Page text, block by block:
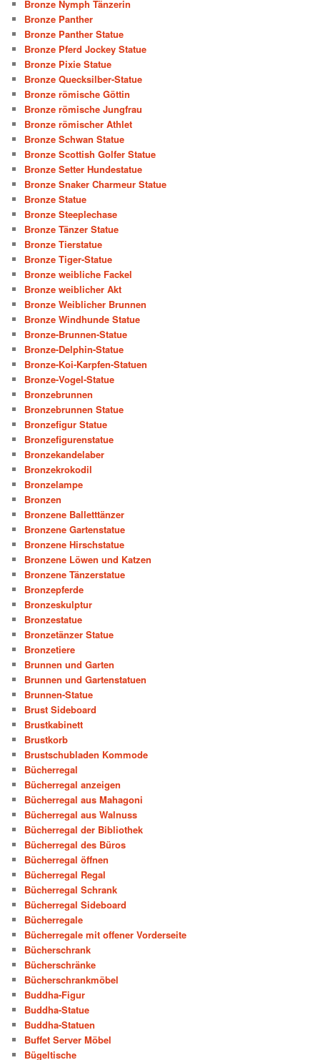
Bronze Nymph Tänzerin
Bronze Panther
Bronze Panther Statue
Bronze Pferd Jockey Statue
Bronze Pixie Statue
Bronze Quecksilber-Statue
Bronze römische Göttin
Bronze römische Jungfrau
Bronze römischer Athlet
Bronze Schwan Statue
Bronze Scottish Golfer Statue
Bronze Setter Hundestatue
Bronze Snaker Charmeur Statue
Bronze Statue
Bronze Steeplechase
Bronze Tänzer Statue
Bronze Tierstatue
Bronze Tiger-Statue
Bronze weibliche Fackel
Bronze weiblicher Akt
Bronze Weiblicher Brunnen
Bronze Windhunde Statue
Bronze-Brunnen-Statue
Bronze-Delphin-Statue
Bronze-Koi-Karpfen-Statuen
Bronze-Vogel-Statue
Bronzebrunnen
Bronzebrunnen Statue
Bronzefigur Statue
Bronzefigurenstatue
Bronzekandelaber
Bronzekrokodil
Bronzelampe
Bronzen
Bronzene Balletttänzer
Bronzene Gartenstatue
Bronzene Hirschstatue
Bronzene Löwen und Katzen
Bronzene Tänzerstatue
Bronzepferde
Bronzeskulptur
Bronzestatue
Bronzetänzer Statue
Bronzetiere
Brunnen und Garten
Brunnen und Gartenstatuen
Brunnen-Statue
Brust Sideboard
Brustkabinett
Brustkorb
Brustschubladen Kommode
Bücherregal
Bücherregal anzeigen
Bücherregal aus Mahagoni
Bücherregal aus Walnuss
Bücherregal der Bibliothek
Bücherregal des Büros
Bücherregal öffnen
Bücherregal Regal
Bücherregal Schrank
Bücherregal Sideboard
Bücherregale
Bücherregale mit offener Vorderseite
Bücherschrank
Bücherschränke
Bücherschrankmöbel
Buddha-Figur
Buddha-Statue
Buddha-Statuen
Buffet Server Möbel
Bügeltische